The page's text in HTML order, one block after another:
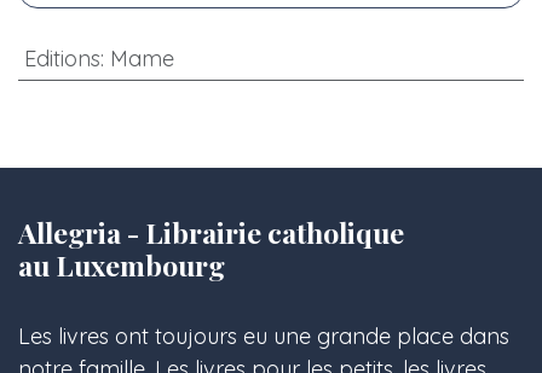
Editions: Mame
Allegria - Librairie catholique
au Luxembourg
Les livres ont toujours eu une grande place dans